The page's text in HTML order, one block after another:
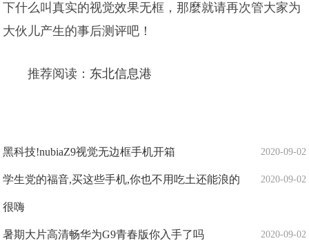
下什么叫真实的视觉效果无框，那麼就请再次管大家为
大伙儿产生的事后测评吧！
推荐阅读： 东北信息港
2020-09-02
黑科技!nubiaZ9视觉无边框手机开箱
2020-09-02
学生党的福音,买这些手机,你也不用吃土还能浪的
很嗨
2020-09-02
暑期大片高清畅华为G9青春版你入手了吗